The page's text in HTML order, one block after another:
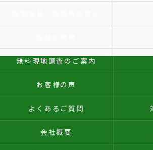
無料現地調査のご案内
お客様の声
よくあるご質問
会社概要